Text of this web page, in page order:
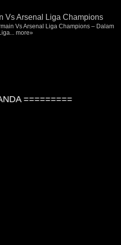
Vs Arsenal Liga Champions
Vs Arsenal Liga Champions – Dalam
more»
=========